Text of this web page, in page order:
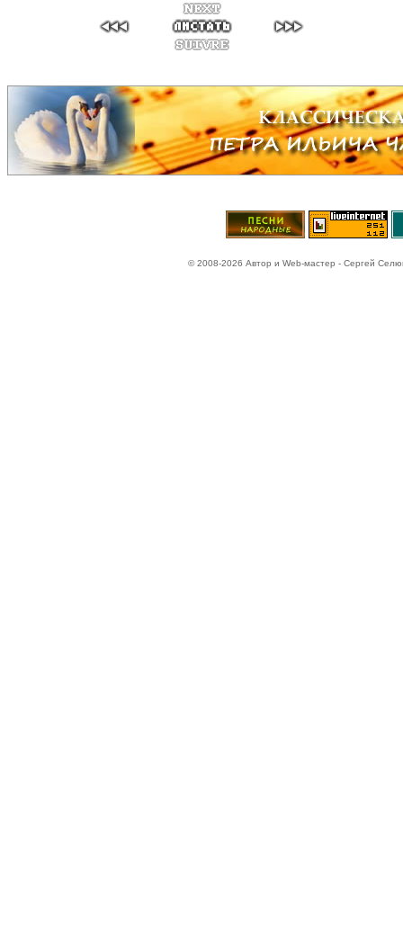
© 2008-2026 Автор и Web-мастер - Сергей